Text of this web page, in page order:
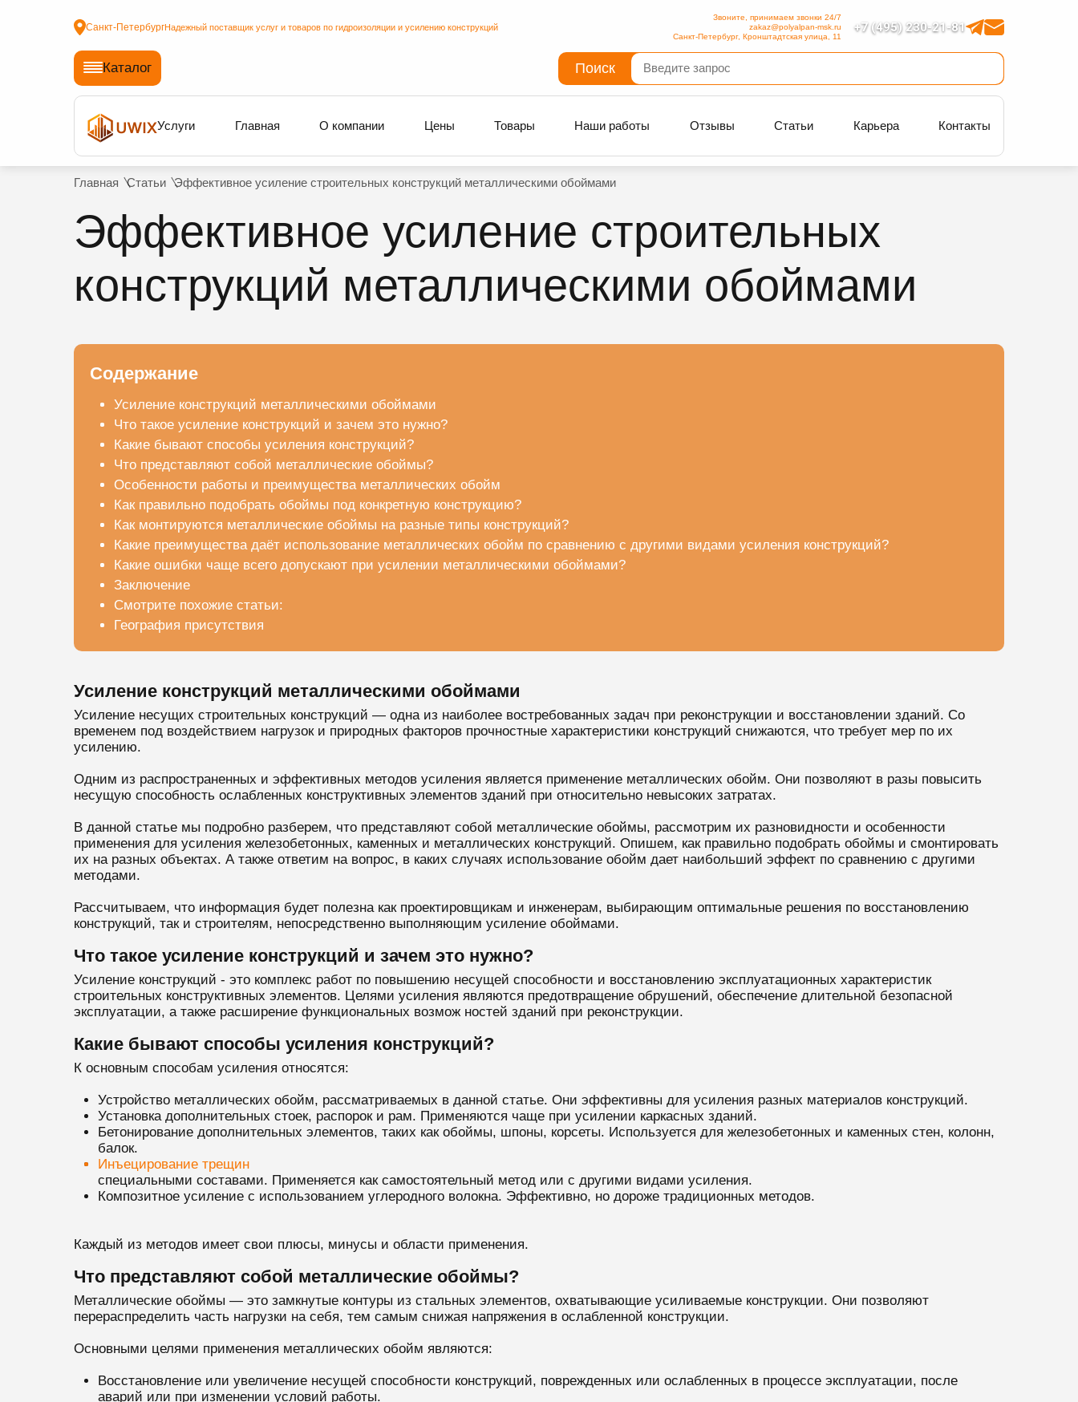
Санкт-ПетербургНадежный поставщик услуг и товаров по гидроизоляции и усилению конструкций +7 (495) 230-21-81
Звоните, принимаем звонки 24/7
zakaz@polyalpan-msk.ru
Санкт-Петербург, Кронштадтская улица, 11
Каталог Поиск
Услуги Главная О компании Цены Товары Наши работы Отзывы Статьи Карьера Контакты
Главная Статьи Эффективное усиление строительных конструкций металлическими обоймами
Эффективное усиление строительных
конструкций металлическими обоймами
Содержание
Усиление конструкций металлическими обоймами
Что такое усиление конструкций и зачем это нужно?
Какие бывают способы усиления конструкций?
Что представляют собой металлические обоймы?
Особенности работы и преимущества металлических обойм
Как правильно подобрать обоймы под конкретную конструкцию?
Как монтируются металлические обоймы на разные типы конструкций?
Какие преимущества даёт использование металлических обойм по сравнению с другими видами усиления конструкций?
Какие ошибки чаще всего допускают при усилении металлическими обоймами?
Заключение
Смотрите похожие статьи:
География присутствия
Усиление конструкций металлическими обоймами
Усиление несущих строительных конструкций — одна из наиболее востребованных задач при реконструкции и восстановлении зданий. Со
временем под воздействием нагрузок и природных факторов прочностные характеристики конструкций снижаются, что требует мер по их
усилению.
Одним из распространенных и эффективных методов усиления является применение металлических обойм. Они позволяют в разы повысить
несущую способность ослабленных конструктивных элементов зданий при относительно невысоких затратах.
В данной статье мы подробно разберем, что представляют собой металлические обоймы, рассмотрим их разновидности и особенности
применения для усиления железобетонных, каменных и металлических конструкций. Опишем, как правильно подобрать обоймы и смонтировать
их на разных объектах. А также ответим на вопрос, в каких случаях использование обойм дает наибольший эффект по сравнению с другими
методами.
Рассчитываем, что информация будет полезна как проектировщикам и инженерам, выбирающим оптимальные решения по восстановлению
конструкций, так и строителям, непосредственно выполняющим усиление обоймами.
Что такое усиление конструкций и зачем это нужно?
Усиление конструкций - это комплекс работ по повышению несущей способности и восстановлению эксплуатационных характеристик
строительных конструктивных элементов. Целями усиления являются предотвращение обрушений, обеспечение длительной безопасной
эксплуатации, а также расширение функциональных возмож ностей зданий при реконструкции.
Какие бывают способы усиления конструкций?
К основным способам усиления относятся:
Устройство металлических обойм, рассматриваемых в данной статье. Они эффективны для усиления разных материалов конструкций.
Установка дополнительных стоек, распорок и рам. Применяются чаще при усилении каркасных зданий.
Бетонирование дополнительных элементов, таких как обоймы, шпоны, корсеты. Используется для железобетонных и каменных стен, колонн,
балок.
Инъецирование трещин
специальными составами. Применяется как самостоятельный метод или с другими видами усиления.
Композитное усиление с использованием углеродного волокна. Эффективно, но дороже традиционных методов.
Каждый из методов имеет свои плюсы, минусы и области применения.
Что представляют собой металлические обоймы?
Металлические обоймы — это замкнутые контуры из стальных элементов, охватывающие усиливаемые конструкции. Они позволяют
перераспределить часть нагрузки на себя, тем самым снижая напряжения в ослабленной конструкции.
Основными целями применения металлических обойм являются:
Восстановление или увеличение несущей способности конструкций, поврежденных или ослабленных в процессе эксплуатации, после
аварий или при изменении условий работы.